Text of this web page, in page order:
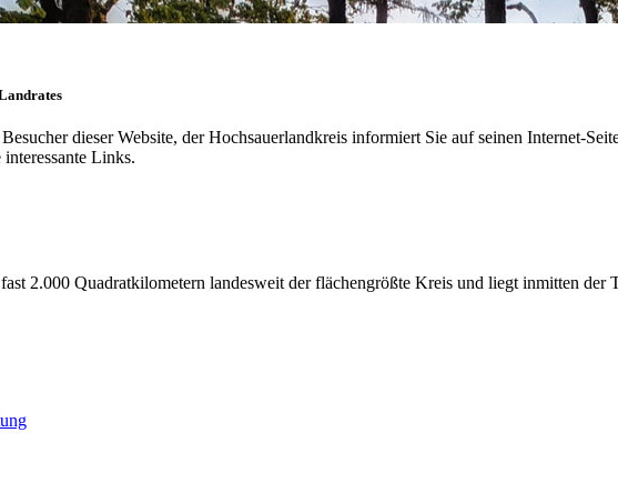
dieser Website, der Hochsauerlandkreis informiert Sie auf seinen Internet-
Links.
2.000 Quadratkilometern landesweit der flächengrößte Kreis und liegt inmitten der